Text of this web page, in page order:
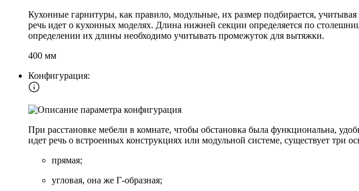
Кухонные гарнитуры, как правило, модульные, их размер подбирается,
речь идет о кухонных моделях. Длина нижней секции определяется по
определении их длины необходимо учитывать промежуток для вытяжки.
400 мм
Конфигурация:
При расстановке мебели в комнате, чтобы обстановка была функциональна,
идет речь о встроенных конструкциях или модульной системе, существует три
прямая;
угловая, она же Г-образная;